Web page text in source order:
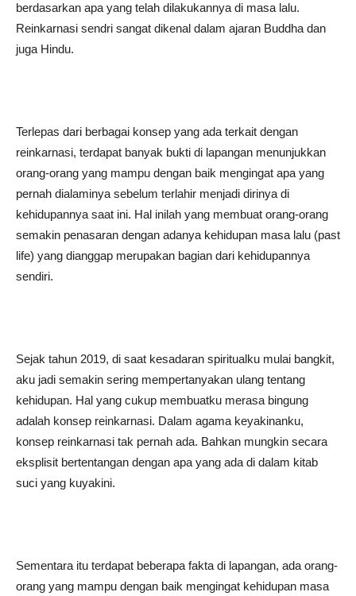
berdasarkan apa yang telah dilakukannya di masa lalu.
Reinkarnasi sendri sangat dikenal dalam ajaran Buddha dan
juga Hindu.
Terlepas dari berbagai konsep yang ada terkait dengan
reinkarnasi, terdapat banyak bukti di lapangan menunjukkan
orang-orang yang mampu dengan baik mengingat apa yang
pernah dialaminya sebelum terlahir menjadi dirinya di
kehidupannya saat ini. Hal inilah yang membuat orang-orang
semakin penasaran dengan adanya kehidupan masa lalu (past
life) yang dianggap merupakan bagian dari kehidupannya
sendiri.
Sejak tahun 2019, di saat kesadaran spiritualku mulai bangkit,
aku jadi semakin sering mempertanyakan ulang tentang
kehidupan. Hal yang cukup membuatku merasa bingung
adalah konsep reinkarnasi. Dalam agama keyakinanku,
konsep reinkarnasi tak pernah ada. Bahkan mungkin secara
eksplisit bertentangan dengan apa yang ada di dalam kitab
suci yang kuyakini.
Sementara itu terdapat beberapa fakta di lapangan, ada orang-
orang yang mampu dengan baik mengingat kehidupan masa